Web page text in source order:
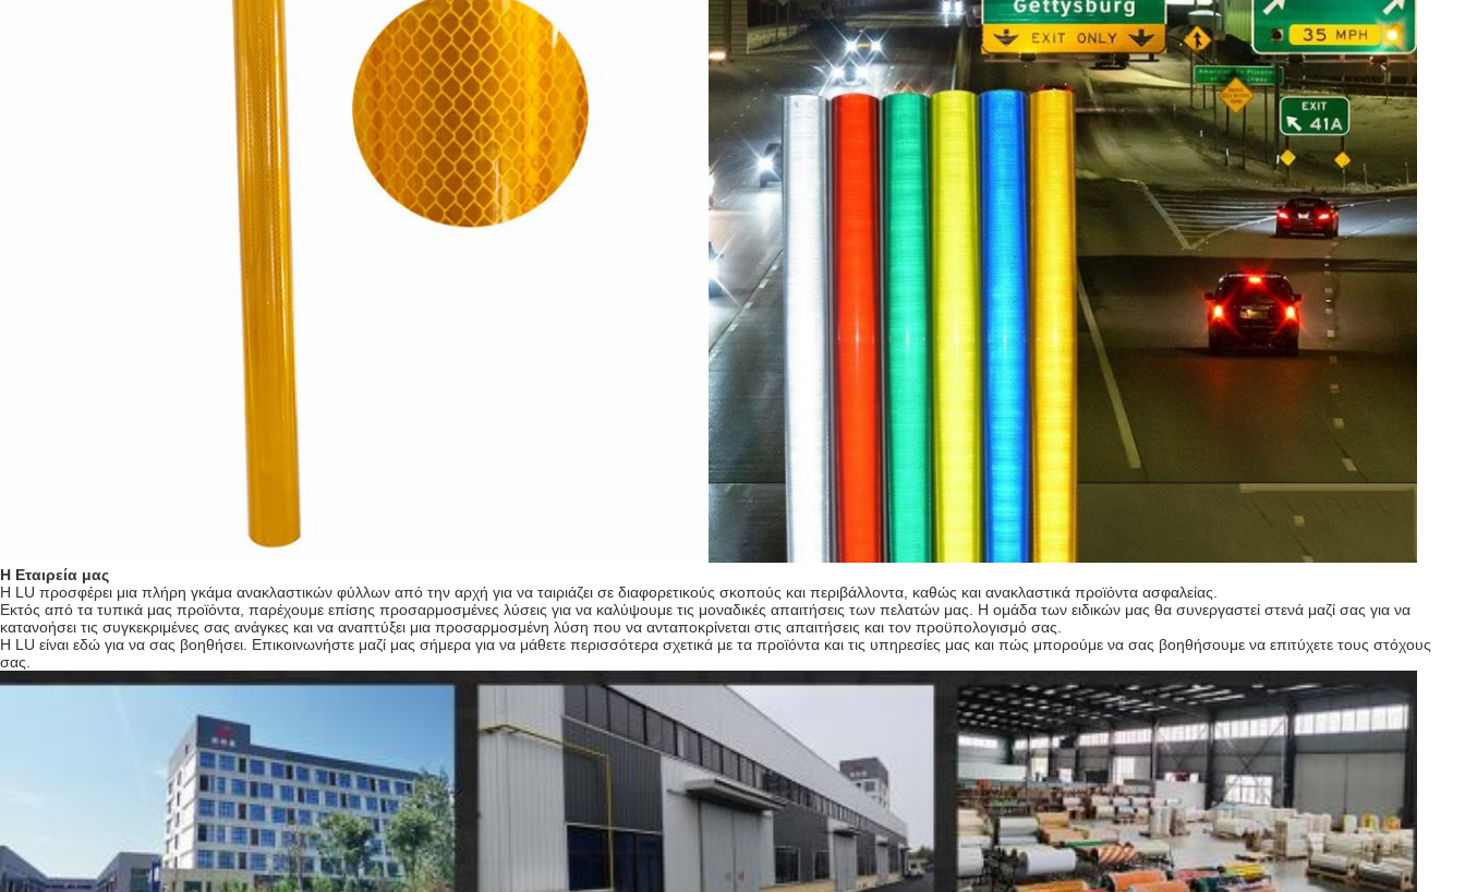
Η Εταιρεία μας
Η LU προσφέρει μια πλήρη γκάμα ανακλαστικών φύλλων από την αρχή για να ταιριάζει σε διαφορετικούς σκοπούς και περιβάλλοντα, καθώς και ανακλαστικά προϊόντα ασφαλείας.
Εκτός από τα τυπικά μας προϊόντα, παρέχουμε επίσης προσαρμοσμένες λύσεις για να καλύψουμε τις μοναδικές απαιτήσεις των πελατών μας. Η ομάδα των ειδικών μας θα συνεργαστεί στενά μαζί σας για να
κατανοήσει τις συγκεκριμένες σας ανάγκες και να αναπτύξει μια προσαρμοσμένη λύση που να ανταποκρίνεται στις απαιτήσεις και τον προϋπολογισμό σας.
Η LU είναι εδώ για να σας βοηθήσει. Επικοινωνήστε μαζί μας σήμερα για να μάθετε περισσότερα σχετικά με τα προϊόντα και τις υπηρεσίες μας και πώς μπορούμε να σας βοηθήσουμε να επιτύχετε τους στόχους
σας.